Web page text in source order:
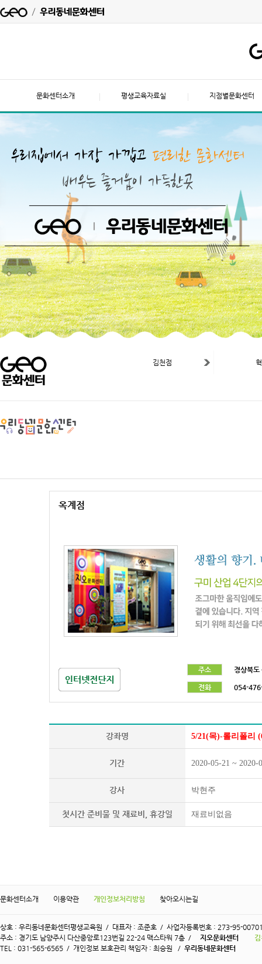
문화센터소개 평생교육자료실 지점별문화센터
김천점
옥계점
주소 경상북
전화 054-
강좌명 5/21(목)-롤리폴리
기간 2020-05-21 ~ 2020-
강사 박현주
첫시간 준비물 및 재료비, 휴강일 재료비없음
문화센터소개 이용약관 개인정보처리방침 찾아오시는길
상호 : 우리동네문화센터평생교육원 / 대표자 : 조준호 / 사업자등록번호 : 273-95-
주소 : 경기도 남양주시 다산중앙로123번길 22-24 맥스타워 7층 /
지오문화센터
TEL : 031-565-6565 / 개인정보 보호관리 책임자 : 최승원 / 우리동네문화센터